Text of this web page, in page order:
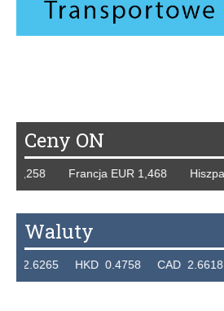
Ceny ON
Francja EUR 1,468
Waluty
HKD 0.4758 CAD 2.6618